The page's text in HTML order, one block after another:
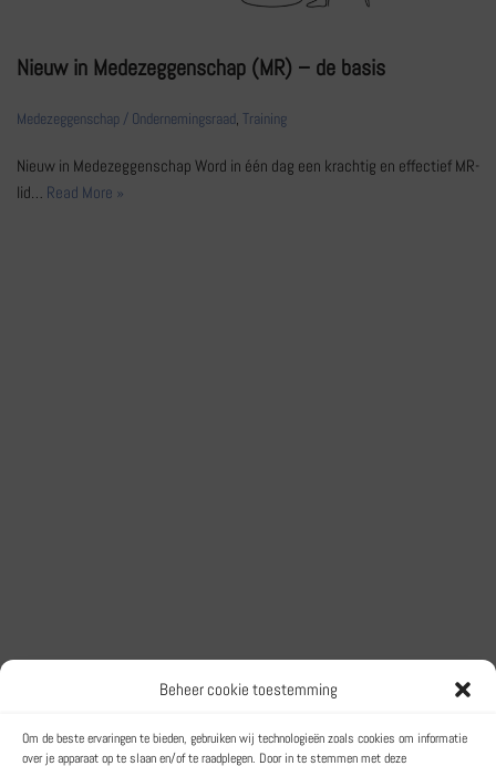
Beheer cookie toestemming
Om de beste ervaringen te bieden, gebruiken wij technologieën zoals cookies om informatie
over je apparaat op te slaan en/of te raadplegen. Door in te stemmen met deze
Nieuw in Medezeggenschap (MR) – de basis
Medezeggenschap / Ondernemingsraad, Training
Nieuw in Medezeggenschap Word in één dag een krachtig en effectief MR-
lid… Read More »
Het Trainingsbureau